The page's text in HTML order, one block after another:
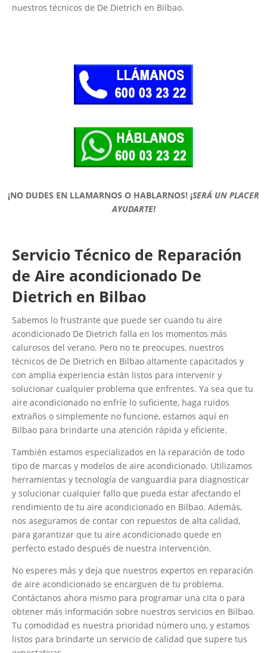
nuestros técnicos de De Dietrich en Bilbao.
¡NO DUDES EN LLAMARNOS O HABLARNOS! ¡SERÁ UN PLACER
AYUDARTE!
Servicio Técnico de Reparación
de Aire acondicionado De
Dietrich en Bilbao
Sabemos lo frustrante que puede ser cuando tu aire
acondicionado De Dietrich falla en los momentos más
calurosos del verano. Pero no te preocupes, nuestros
técnicos de De Dietrich en Bilbao altamente capacitados y
con amplia experiencia están listos para intervenir y
solucionar cualquier problema que enfrentes. Ya sea que tu
aire acondicionado no enfríe lo suficiente, haga ruidos
extraños o simplemente no funcione, estamos aquí en
Bilbao para brindarte una atención rápida y eficiente.
También estamos especializados en la reparación de todo
tipo de marcas y modelos de aire acondicionado. Utilizamos
herramientas y tecnología de vanguardia para diagnosticar
y solucionar cualquier fallo que pueda estar afectando el
rendimiento de tu aire acondicionado en Bilbao. Además,
nos aseguramos de contar con repuestos de alta calidad,
para garantizar que tu aire acondicionado quede en
perfecto estado después de nuestra intervención.
No esperes más y deja que nuestros expertos en reparación
de aire acondicionado se encarguen de tu problema.
Contáctanos ahora mismo para programar una cita o para
obtener más información sobre nuestros servicios en Bilbao.
Tu comodidad es nuestra prioridad número uno, y estamos
listos para brindarte un servicio de calidad que supere tus